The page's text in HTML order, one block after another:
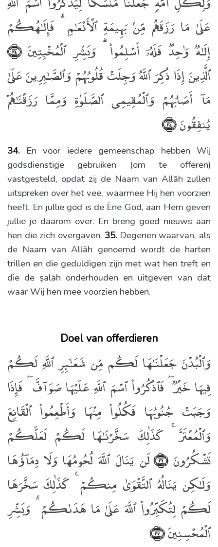
34. En voor iedere gemeenschap hebben Wij
godsdienstige gebruiken (om te offeren)
vastgesteld, opdat zij de Naam van Allāh zullen
uitspreken over het vee, waarmee Hij hen voorzien
heeft. En jullie god is de Ène God, aan Hem geven
jullie je daarom over. En breng goed nieuws aan
hen die zich overgaven. 35. Degenen waarvan, als
de Naam van Allāh genoemd wordt de harten
trillen en die geduldigen zijn met wat hen treft en
die de ṣalāh onderhouden en uitgeven van dat
waar Wij hen mee voorzien hebben.
عَلَىٰ مَا رَزَقَهُم مِّنۢ بَهِيمَةِ ٱلْأَنْعَـٰمِ ۗ فَإِلَـٰهُكُمْ
إِلَـٰهٌۭ وَٰحِدٌۭ فَلَهُۥٓ أَسْلِمُوا۟ ۗ وَبَشِّرِ ٱلْمُخْبِتِينَ﴿٣٤﴾
ٱلَّذِينَ إِذَا ذُكِرَ ٱللَّهُ وَجِلَتْ قُلُوبُهُمْ وَٱلصَّـٰبِرِينَ عَلَىٰ
مَآ أَصَابَهُمْ وَٱلْمُقِيمِى ٱلصَّلَوٰةِ وَمِمَّا رَزَقْنَـٰهُمْ
يُنفِقُونَ﴿٣٥﴾
Doel van offerdieren
وَٱلْبُدْنَ جَعَلْنَـٰهَا لَكُم مِّن شَعَـٰٓئِرِ ٱللَّهِ لَكُمْ
فِيهَا خَيْرٌۭ ۖ فَٱذْكُرُوا۟ ٱسْمَ ٱللَّهِ عَلَيْهَا صَوَآفَّ ۖ فَإِذَا
وَجَبَتْ جُنُوبُهَا فَكُلُوا۟ مِنْهَا وَأَطْعِمُوا۟ ٱلْقَانِعَ
وَٱلْمُعْتَرَّ ۚ كَذَٰلِكَ سَخَّرْنَـٰهَا لَكُمْ لَعَلَّكُمْ
تَشْكُرُونَ﴿٣٦﴾
لَن يَنَالَ ٱللَّهَ لُحُومُهَا وَلَا دِمَآؤُهَا
وَلَـٰكِن يَنَالُهُ ٱلتَّقْوَىٰ مِنكُمْ ۚ كَذَٰلِكَ سَخَّرَهَا
لَكُمْ لِتُكَبِّرُوا۟ ٱللَّهَ عَلَىٰ مَا هَدَىٰكُمْ ۗ وَبَشِّرِ
ٱلْمُحْسِنِينَ﴿٣٧﴾